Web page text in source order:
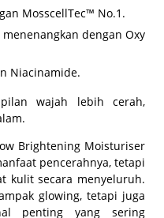
MosscellTec™ No.1.
dengan Oxy
Niacinamide.
wajah lebih cerah,
Brightening Moisturiser
pencerahnya, tetapi
kulit secara menyeluruh.
glowing, tetapi juga
penting yang sering